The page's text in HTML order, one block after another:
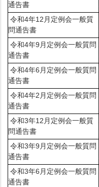
通告書
令和4年12月定例会一般質
問通告書
令和4年9月定例会一般質問
通告書
令和4年6月定例会一般質問
通告書
令和4年2月定例会一般質問
通告書
令和3年12月定例会一般質
問通告書
令和3年9月定例会一般質問
通告書
令和3年6月定例会一般質問
通告書